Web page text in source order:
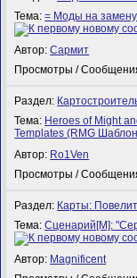
Тема:= Моды на
Автор:Сармит
Просмотры /
Раздел:
Тема: Heroes of Might
Templates (RMG
Автор: Ro1Ven
Просмотры /
Раздел: Карты:
Тема:Сценарий[M]:
Автор: Magnificent